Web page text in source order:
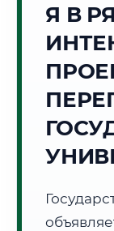
🌅
📍
Субъект:
Тел. код:
Часовой пояс:
Формат учебы:
Я В